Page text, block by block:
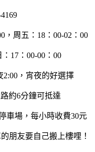
，周五：18：00-02：00
17：00-00：00
，宵夜的好選擇
約6分鐘可抵達
車場，每小時收費30元
朋友要自己搬上樓哩！